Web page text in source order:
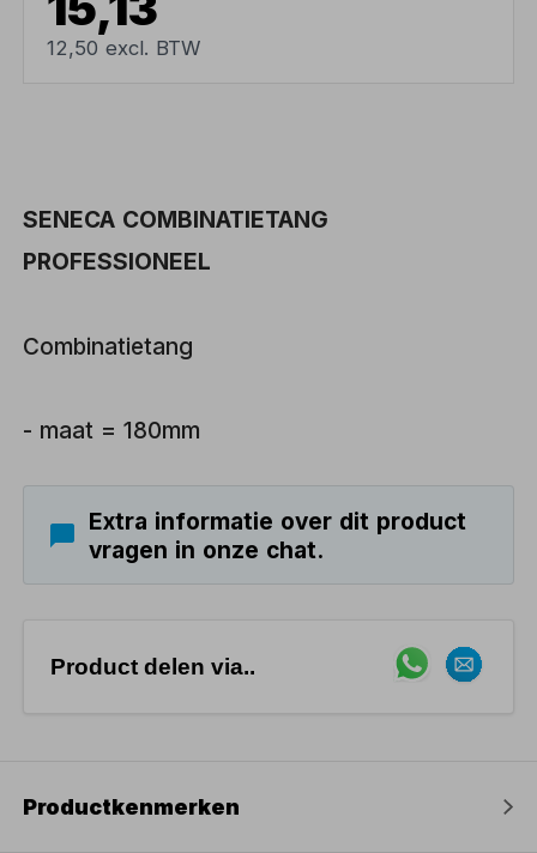
12,50 excl. BTW
SENECA COMBINATIETANG
PROFESSIONEEL
Combinatietang
- maat = 180mm
Extra informatie over dit product
vragen in onze chat.
Product delen via..
Productkenmerken